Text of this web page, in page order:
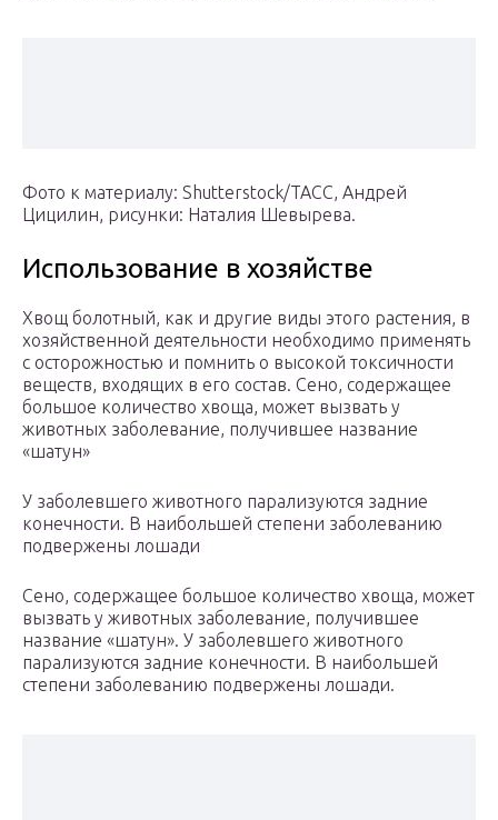
Фото к материалу: Shutterstock/ТАСС, Андрей
Цицилин, рисунки: Наталия Шевырева.
Использование в хозяйстве
Хвощ болотный, как и другие виды этого растения, в
хозяйственной деятельности необходимо применять
с осторожностью и помнить о высокой токсичности
веществ, входящих в его состав. Сено, содержащее
большое количество хвоща, может вызвать у
животных заболевание, получившее название
«шатун»
У заболевшего животного парализуются задние
конечности. В наибольшей степени заболеванию
подвержены лошади
Сено, содержащее большое количество хвоща, может
вызвать у животных заболевание, получившее
название «шатун». У заболевшего животного
парализуются задние конечности. В наибольшей
степени заболеванию подвержены лошади.